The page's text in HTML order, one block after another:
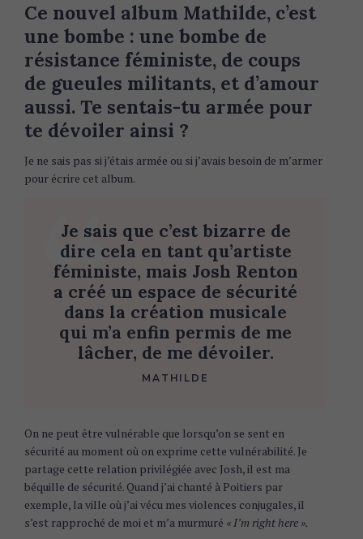
Ce nouvel album Mathilde, c’est
une bombe : une bombe de
résistance féministe, de coups
de gueules militants, et d’amour
aussi. Te sentais-tu armée pour
te dévoiler ainsi ?
Je ne sais pas si j’étais armée ou si j’avais besoin de m’armer
pour écrire cet album.
Je sais que c’est bizarre de
dire cela en tant qu’artiste
féministe, mais Josh Renton
a créé un espace de sécurité
dans la création musicale
qui m’a enfin permis de me
lâcher, de me dévoiler.
MATHILDE
On ne peut être vulnérable que lorsqu’on se sent en
sécurité au moment où on exprime cette vulnérabilité. Je
partage cette relation privilégiée avec Josh, il est ma
béquille de sécurité. Quand j’ai chanté à Poitiers par
exemple, la ville où j’ai vécu mes violences conjugales, il
s’est rapproché de moi et m’a murmuré « I’m right here ».